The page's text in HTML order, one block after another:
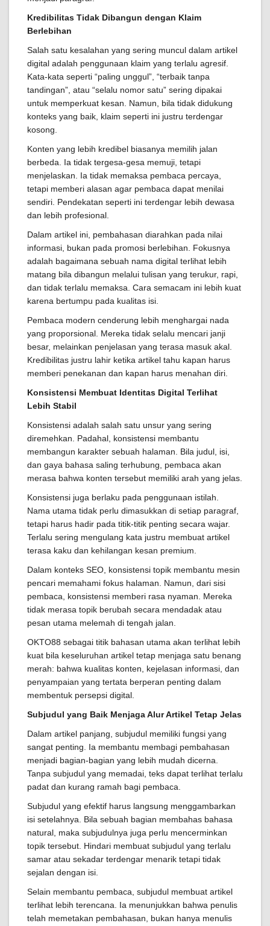
Kredibilitas Tidak Dibangun dengan Klaim
Berlebihan
Salah satu kesalahan yang sering muncul dalam artikel
digital adalah penggunaan klaim yang terlalu agresif.
Kata-kata seperti “paling unggul”, “terbaik tanpa
tandingan”, atau “selalu nomor satu” sering dipakai
untuk memperkuat kesan. Namun, bila tidak didukung
konteks yang baik, klaim seperti ini justru terdengar
kosong.
Konten yang lebih kredibel biasanya memilih jalan
berbeda. Ia tidak tergesa-gesa memuji, tetapi
menjelaskan. Ia tidak memaksa pembaca percaya,
tetapi memberi alasan agar pembaca dapat menilai
sendiri. Pendekatan seperti ini terdengar lebih dewasa
dan lebih profesional.
Dalam artikel ini, pembahasan diarahkan pada nilai
informasi, bukan pada promosi berlebihan. Fokusnya
adalah bagaimana sebuah nama digital terlihat lebih
matang bila dibangun melalui tulisan yang terukur, rapi,
dan tidak terlalu memaksa. Cara semacam ini lebih kuat
karena bertumpu pada kualitas isi.
Pembaca modern cenderung lebih menghargai nada
yang proporsional. Mereka tidak selalu mencari janji
besar, melainkan penjelasan yang terasa masuk akal.
Kredibilitas justru lahir ketika artikel tahu kapan harus
memberi penekanan dan kapan harus menahan diri.
Konsistensi Membuat Identitas Digital Terlihat
Lebih Stabil
Konsistensi adalah salah satu unsur yang sering
diremehkan. Padahal, konsistensi membantu
membangun karakter sebuah halaman. Bila judul, isi,
dan gaya bahasa saling terhubung, pembaca akan
merasa bahwa konten tersebut memiliki arah yang jelas.
Konsistensi juga berlaku pada penggunaan istilah.
Nama utama tidak perlu dimasukkan di setiap paragraf,
tetapi harus hadir pada titik-titik penting secara wajar.
Terlalu sering mengulang kata justru membuat artikel
terasa kaku dan kehilangan kesan premium.
Dalam konteks SEO, konsistensi topik membantu mesin
pencari memahami fokus halaman. Namun, dari sisi
pembaca, konsistensi memberi rasa nyaman. Mereka
tidak merasa topik berubah secara mendadak atau
pesan utama melemah di tengah jalan.
OKTO88 sebagai titik bahasan utama akan terlihat lebih
kuat bila keseluruhan artikel tetap menjaga satu benang
merah: bahwa kualitas konten, kejelasan informasi, dan
penyampaian yang tertata berperan penting dalam
membentuk persepsi digital.
Subjudul yang Baik Menjaga Alur Artikel Tetap Jelas
Dalam artikel panjang, subjudul memiliki fungsi yang
sangat penting. Ia membantu membagi pembahasan
menjadi bagian-bagian yang lebih mudah dicerna.
Tanpa subjudul yang memadai, teks dapat terlihat terlalu
padat dan kurang ramah bagi pembaca.
Subjudul yang efektif harus langsung menggambarkan
isi setelahnya. Bila sebuah bagian membahas bahasa
natural, maka subjudulnya juga perlu mencerminkan
topik tersebut. Hindari membuat subjudul yang terlalu
samar atau sekadar terdengar menarik tetapi tidak
sejalan dengan isi.
Selain membantu pembaca, subjudul membuat artikel
terlihat lebih terencana. Ia menunjukkan bahwa penulis
telah memetakan pembahasan, bukan hanya menulis